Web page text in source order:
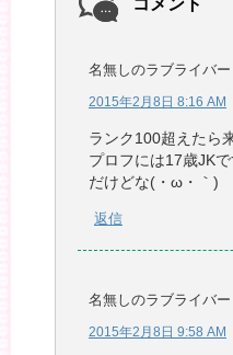
コメント
名無しのラブライバー
2015年2月8日 8:16 AM
ランク100超えたら
プロフには17歳JK
だけどな(・ω・｀)
返信
名無しのラブライバー
2015年2月8日 9:58 AM